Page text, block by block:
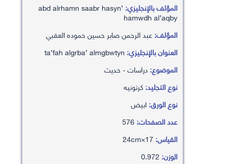
المؤلف بالإنجليزي: ’abd alrhamn saabr hasyn
hamwdh al’aqby
المؤلف:عبد الرحمن صابر حسين حموده العقبي
العنوان بالإنجليزي:
الموضوع:دراسات - حديث
نوع التجليد:كرتونيه
نوع الورق:ابيض
عدد الصفحات:
القياس:
الوزن: